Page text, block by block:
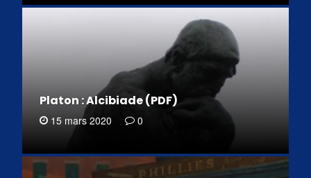
Platon : Alcibiade (PDF)
15 mars 2020 0